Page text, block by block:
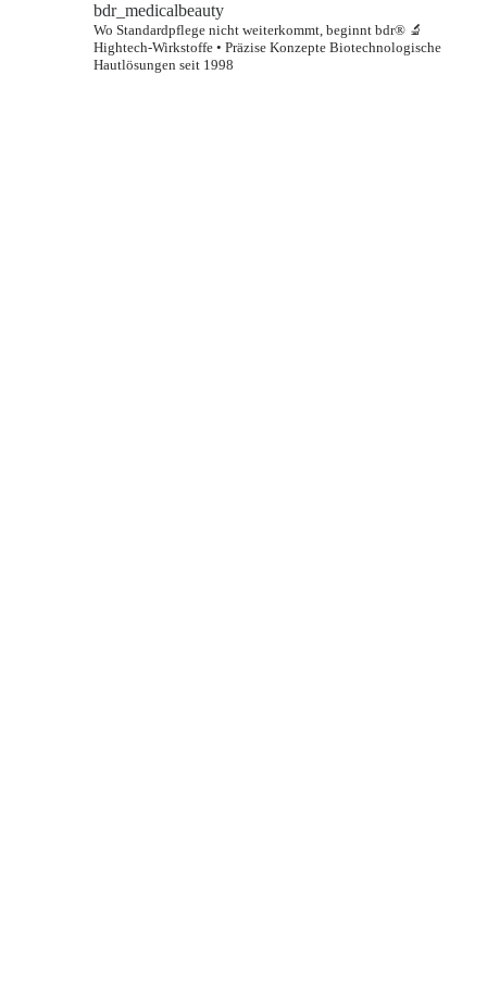
bdr_medicalbeauty
Wo Standardpflege nicht weiterkommt, beginnt bdr® 🔬
Hightech-Wirkstoffe • Präzise Konzepte Biotechnologische
Hautlösungen seit 1998